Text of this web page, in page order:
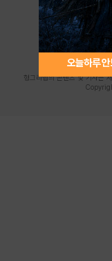
오늘하루 안
사업자등록
주소: 서울시 금천구 가
청소년
등록번
발행
헝그리앱의 콘텐츠 및 기사는